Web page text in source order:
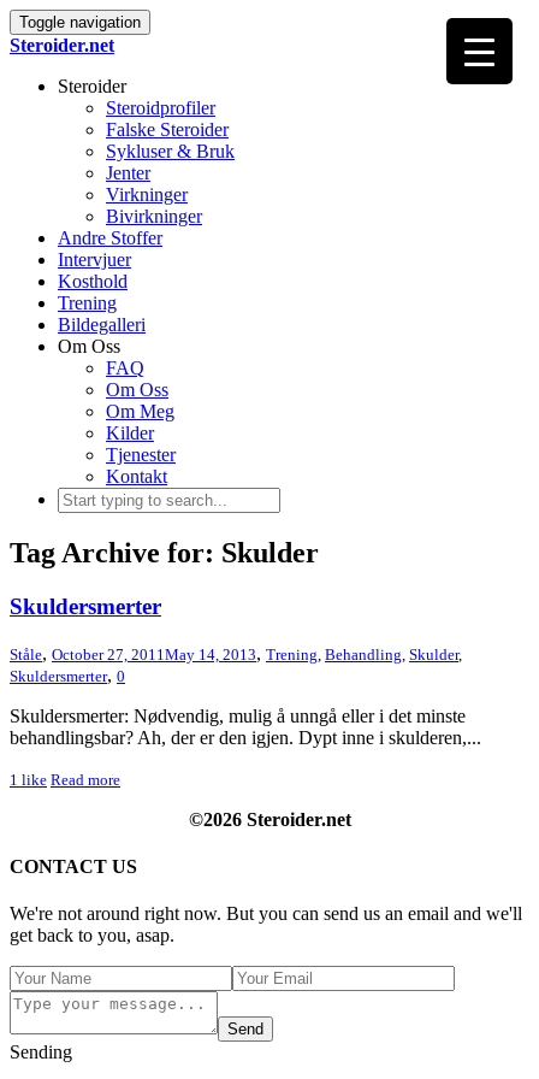
Toggle navigation
Steroider.net
Steroider
Steroidprofiler
Falske Steroider
Sykluser & Bruk
Jenter
Virkninger
Bivirkninger
Andre Stoffer
Intervjuer
Kosthold
Trening
Bildegalleri
Om Oss
FAQ
Om Oss
Om Meg
Kilder
Tjenester
Kontakt
Tag Archive for: Skulder
Skuldersmerter
Ståle, October 27, 2011 May 14, 2013, Trening Behandling Skulder,
Skuldersmerter, 0
Skuldersmerter: Nødvendig, mulig å unngå eller i det minste
behandlingsbar? Ah, der er den igjen. Dypt inne i skulderen,...
1 like Read more
©2026 Steroider.net
CONTACT US
We're not around right now. But you can send us an email and we'll
get back to you, asap.
Send
Sending